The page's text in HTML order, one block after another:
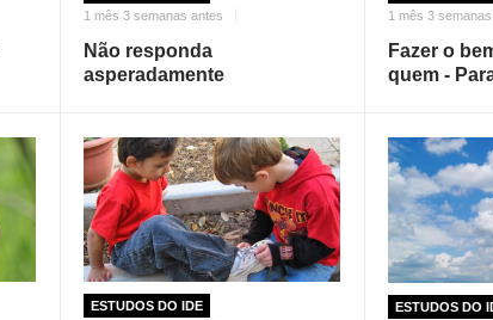
1 mês 3 semanas antes
Não responda
asperadamente
1 mês 3
Fazer o
quem -
ESTUDOS DO IDE
ESTUDOS DO